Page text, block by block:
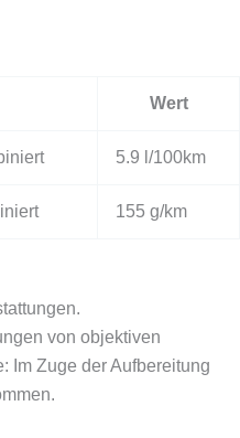
Wert
5.9 l/100km
155 g/km
von objektiven
Im Zuge der Aufbereitung